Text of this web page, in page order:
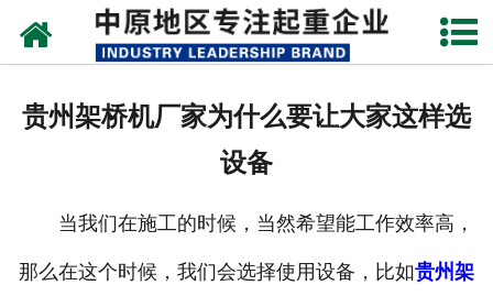
网站首页
贵州架桥机厂家为什么要让大家这样选
设备
当我们在施工的时候，当然希望能工作效率高，
那么在这个时候，我们会选择使用设备，比如贵州架